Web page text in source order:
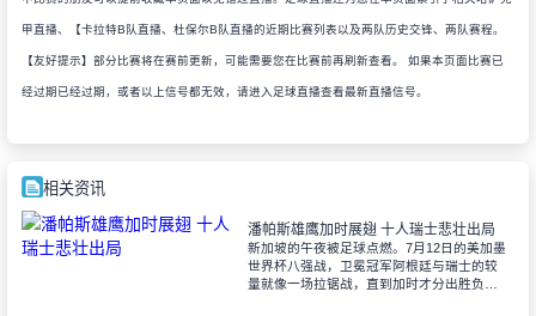
甲直播、【卡拉特B队直播、杜保尔B队直播的近期比赛列表以及两队历史交锋、两队赛程。
【友好提示】部分比赛将在赛前更新，可能需要您在比赛前再刷新查看。 如果本页面比赛已
经过期已经过期，或者以上信号都无效，请进入足球直播查看最新直播信号。
相关资讯
潘帕斯雄鹰加时展翅 十人瑞士悲壮出局
新加坡的午夜被足球点燃。7月12日的美加墨
世界杯八强战，卫冕冠军阿根廷与瑞士的较
量就像一场拉锯战，直到加时才分出胜负。